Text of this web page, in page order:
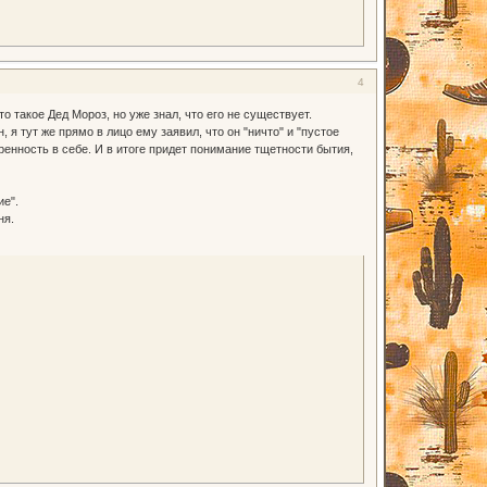
4
Дед Мороз, но уже знал, что его не существует.
тут же прямо в лицо ему заявил, что он "ничто" и "пустое
в себе. И в итоге придет понимание тщетности бытия,